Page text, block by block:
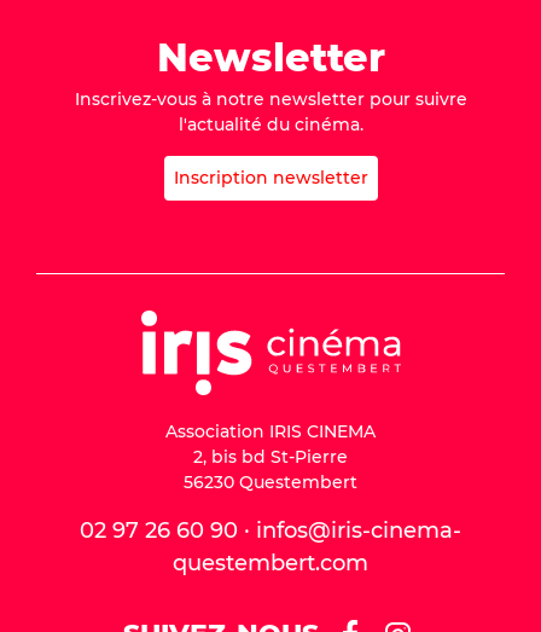
Newsletter
Inscrivez-vous à notre newsletter pour suivre
l'actualité du cinéma.
Inscription newsletter
Association IRIS CINEMA
2, bis bd St-Pierre
56230 Questembert
02 97 26 60 90 · infos@iris-cinema-
questembert.com